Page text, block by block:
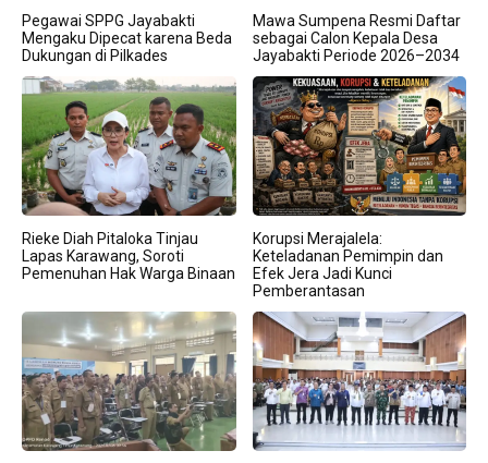
Pegawai SPPG Jayabakti
Mengaku Dipecat karena Beda
Dukungan di Pilkades
Mawa Sumpena Resmi Daftar
sebagai Calon Kepala Desa
Jayabakti Periode 2026–2034
Rieke Diah Pitaloka Tinjau
Lapas Karawang, Soroti
Pemenuhan Hak Warga Binaan
Korupsi Merajalela:
Keteladanan Pemimpin dan
Efek Jera Jadi Kunci
Pemberantasan